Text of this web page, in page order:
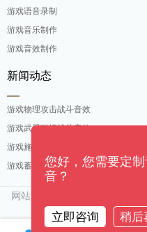
游戏语音录制
游戏音乐制作
游戏音效制作
新闻动态
游戏物理攻击战斗音效
游戏武器碰撞战斗音效
游戏施法吟唱战斗音效
游戏蓄力攻击战斗音效
网站地图
您好，您需要定
音？
立即咨询 稍后